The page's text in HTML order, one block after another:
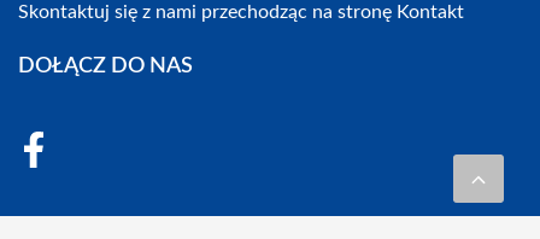
Skontaktuj się z nami przechodząc na stronę Kontakt
DOŁĄCZ DO NAS